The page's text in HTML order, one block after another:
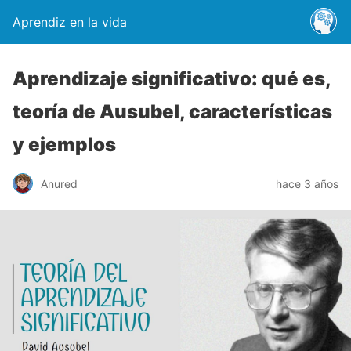
Aprendiz en la vida
Aprendizaje significativo: qué es,
teoría de Ausubel, características
y ejemplos
Anured hace 3 años